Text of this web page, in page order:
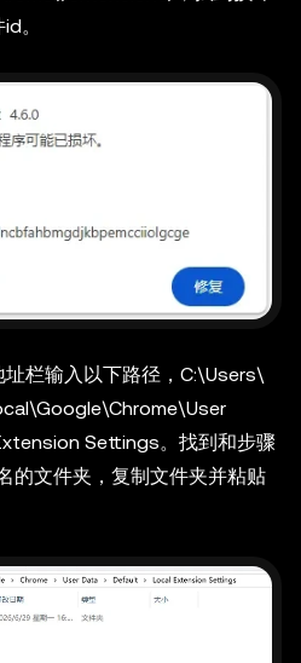
。
栏输入以下路径， C:\Users\
Settings。找到和步骤
的文件夹，复制文件夹并粘贴